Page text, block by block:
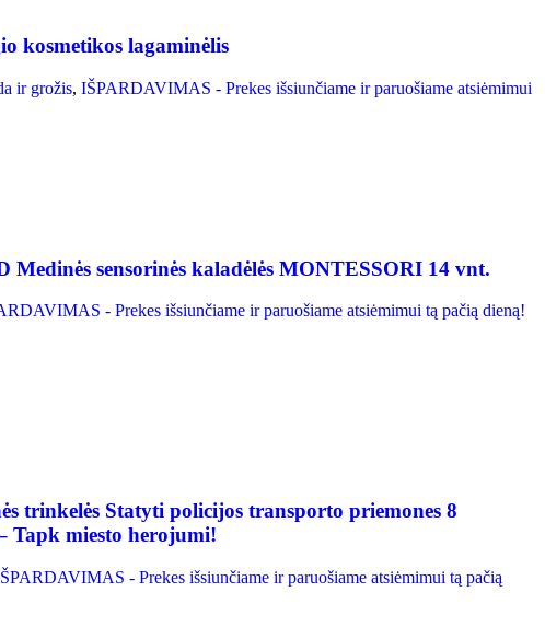
kosmetikos lagaminėlis
ir grožis, IŠPARDAVIMAS - Prekes išsiunčiame ir paruošiame atsiėmimui
sensorinės kaladėlės MONTESSORI 14 vnt.
- Prekes išsiunčiame ir paruošiame atsiėmimui tą pačią dieną!
trinkelės Statyti policijos transporto priemones 8
Tapk miesto herojumi!
- Prekes išsiunčiame ir paruošiame atsiėmimui tą pačią